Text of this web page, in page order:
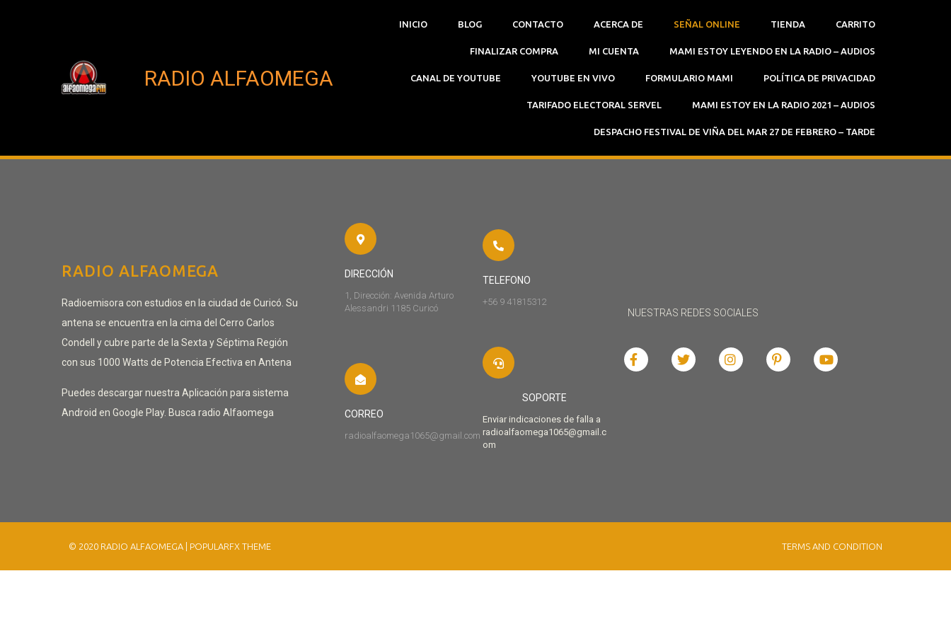
RADIO ALFAOMEGA
INICIO BLOG CONTACTO ACERCA DE SEÑAL ONLINE TIENDA CARRITO
FINALIZAR COMPRA MI CUENTA MAMI ESTOY LEYENDO EN LA RADIO – AUDIOS
CANAL DE YOUTUBE YOUTUBE EN VIVO FORMULARIO MAMI POLÍTICA DE PRIVACIDAD
TARIFADO ELECTORAL SERVEL MAMI ESTOY EN LA RADIO 2021 – AUDIOS
DESPACHO FESTIVAL DE VIÑA DEL MAR 27 DE FEBRERO – TARDE
RADIO ALFAOMEGA
Radioemisora con estudios en la ciudad de Curicó. Su
antena se encuentra en la cima del Cerro Carlos
Condell y cubre parte de la Sexta y Séptima Región
con sus 1000 Watts de Potencia Efectiva en Antena
Puedes descargar nuestra Aplicación para sistema
Android en Google Play. Busca radio Alfaomega
DIRECCIÓN
1, Dirección: Avenida Arturo
Alessandri 1185 Curicó
TELEFONO
+56 9 41815312
CORREO
radioalfaomega1065@gmail.com
SOPORTE
Enviar indicaciones de falla a
radioalfaomega1065@gmail.c
om
NUESTRAS REDES SOCIALES
© 2020 RADIO ALFAOMEGA | POPULARFX THEME TERMS AND CONDITION